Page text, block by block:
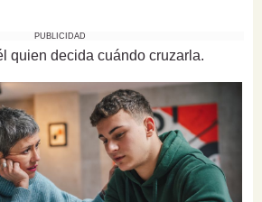
PUBLICIDAD
quien decida cuándo cruzarla.